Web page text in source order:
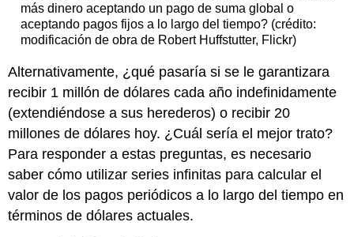
más dinero aceptando un pago de suma global o
aceptando pagos fijos a lo largo del tiempo? (crédito:
modificación de obra de Robert Huffstutter, Flickr)
Alternativamente, ¿qué pasaría si se le garantizara
recibir 1 millón de dólares cada año indefinidamente
(extendiéndose a sus herederos) o recibir 20
millones de dólares hoy. ¿Cuál sería el mejor trato?
Para responder a estas preguntas, es necesario
saber cómo utilizar series infinitas para calcular el
valor de los pagos periódicos a lo largo del tiempo en
términos de dólares actuales.